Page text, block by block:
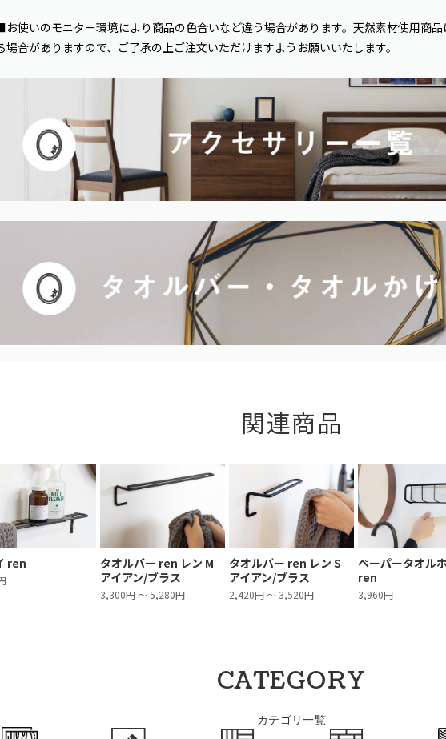
使いのモニター環境により商品の色合いなど違う場合があります。天然素材使用商
場合がありますので、ご了承の上ご注文いただけますようお願いいたします。
関連商品
ren
タオルバー ren レン M
アイアン/ブラス
3,300円 ～ 5,280円
タオルバー ren レン S
アイアン/ブラス
2,420円 ～ 3,520円
ペーパータオル
ren
3,960円
CATEGORY
カテゴリ一覧